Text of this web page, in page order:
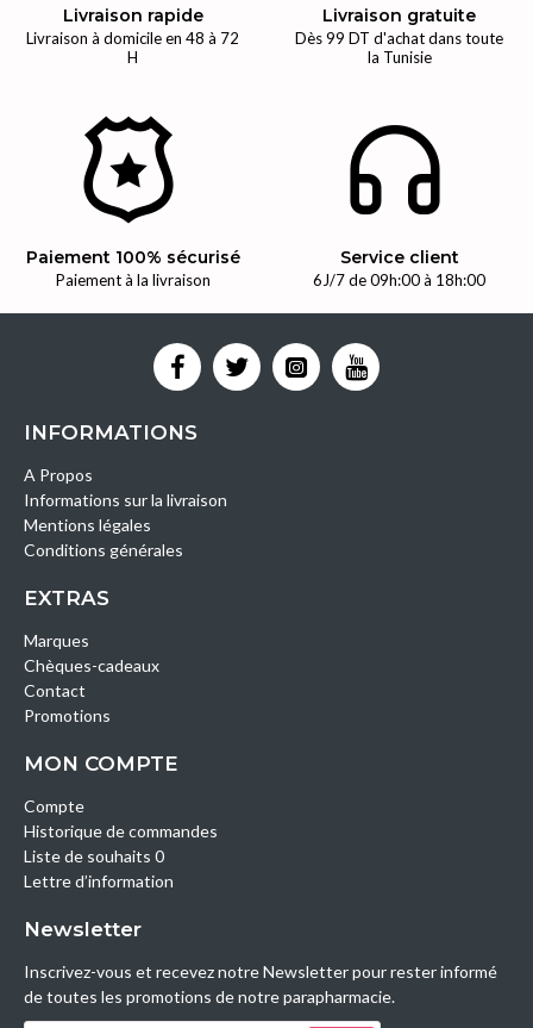
Livraison rapide
Livraison à domicile en 48 à 72
H
Livraison gratuite
Dès 99 DT d'achat dans toute
la Tunisie
Paiement 100% sécurisé
Paiement à la livraison
Service client
6J/7 de 09h:00 à 18h:00
INFORMATIONS
A Propos
Informations sur la livraison
Mentions légales
Conditions générales
EXTRAS
Marques
Chèques-cadeaux
Contact
Promotions
MON COMPTE
Compte
Historique de commandes
Liste de souhaits 0
Lettre d’information
Newsletter
Inscrivez-vous et recevez notre Newsletter pour rester informé
de toutes les promotions de notre parapharmacie.